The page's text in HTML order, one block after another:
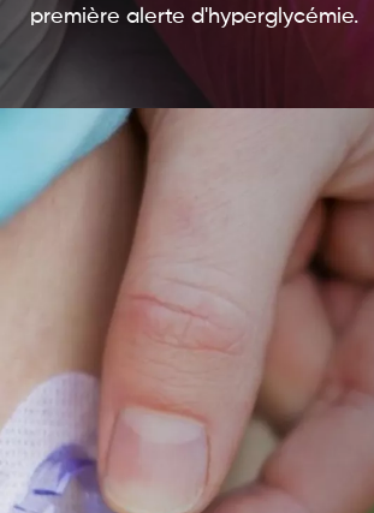
première alerte d'hyperglycémie.